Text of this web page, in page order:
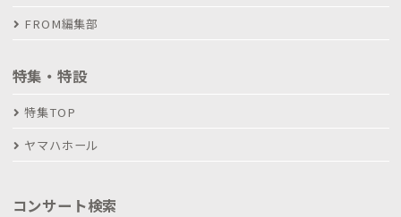
FROM編集部
特集・特設
特集TOP
ヤマハホール
コンサート検索